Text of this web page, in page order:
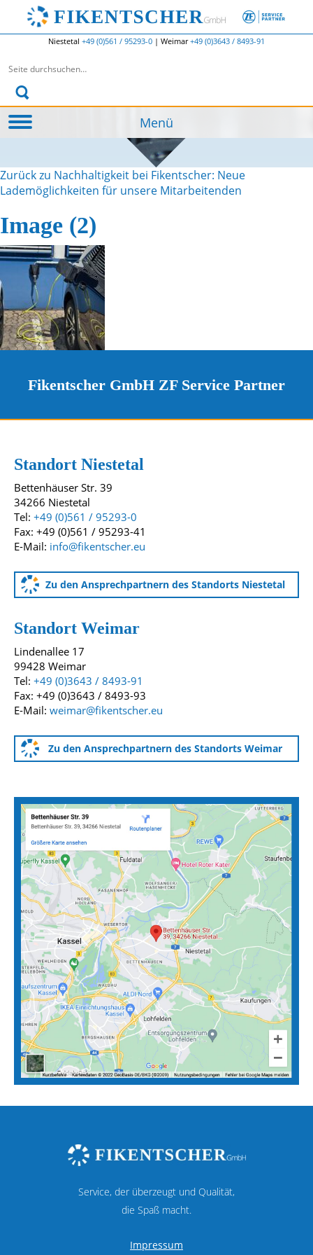
Niestetal +49 (0)561 / 95293-0 | Weimar+49 (0)3643 / 8493-91
Suchen nach:
Menü
Zurück zu Nachhaltigkeit bei Fikentscher: Neue
Lademöglichkeiten für unsere Mitarbeitenden
Image (2)
Fikentscher GmbH ZF Service Partner
Standort Niestetal
Bettenhäuser Str. 39
34266 Niestetal
Tel: +49 (0)561 / 95293-0
Fax: +49 (0)561 / 95293-41
E-Mail: info@fikentscher.eu
Zu den Ansprechpartnern des Standorts Niestetal
Standort Weimar
Lindenallee 17
99428 Weimar
Tel: +49 (0)3643 / 8493-91
Fax: +49 (0)3643 / 8493-93
E-Mail: weimar@fikentscher.eu
Zu den Ansprechpartnern des Standorts Weimar
Anfahrtskarten zu unseren Standorten
Service, der überzeugt und Qualität,
die Spaß macht.
Impressum